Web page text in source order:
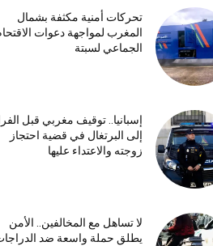
تحركات أمنية مكثفة بشمال
المغرب لمواجهة دعوات
الجماعي لسبتة
إسبانيا.. توقيف مغربي قبل
إلى البرتغال في قضية احتجاز
زوجته والاعتداء عليها
لا تساهل مع المخالفين.. الأمن
يطلق حملة واسعة ضد